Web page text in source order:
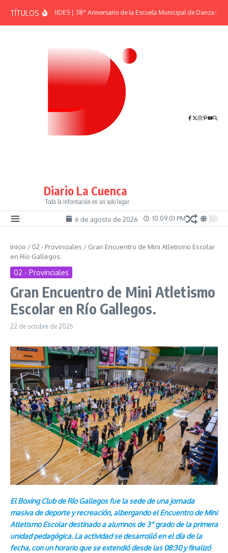
TÍTULOSEFEMÉRIDES | 38° Aniversario de la Escuela Municipal de Danzas “El
Diario La Cuenca
Toda la Información en un solo lugar
6 de agosto de 2026 10:09:01 PM
Inicio / 02 - Provinciales / Gran Encuentro de Mini Atletismo Escolar
en Río Gallegos.
02 - Provinciales
Gran Encuentro de Mini Atletismo
Escolar en Río Gallegos.
22 de octubre de 2025
El Boxing Club de Río Gallegos fue la sede de una jornada
masiva de deporte y recreación, albergando el Encuentro de Mini
Atletismo Escolar destinado a alumnos de 3° grado de la primera
unidad pedagógica. La actividad se desarrolló en el día de la
fecha, con un horario que se extendió desde las 08:30 y finalizó